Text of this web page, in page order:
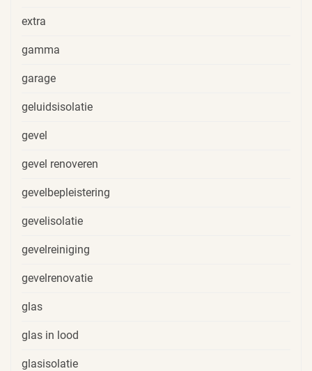
extra
gamma
garage
geluidsisolatie
gevel
gevel renoveren
gevelbepleistering
gevelisolatie
gevelreiniging
gevelrenovatie
glas
glas in lood
glasisolatie